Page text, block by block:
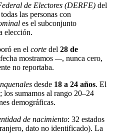
de Electores (DERFE) del
las personas con
es el subconjunto
elección.
en el corte del 28 de
mostramos —, nunca cero,
no reportaba.
desde 18 a 24 años. El
sumamos al rango 20–24
demográficas.
de nacimiento: 32 estados
dato no identificado). La